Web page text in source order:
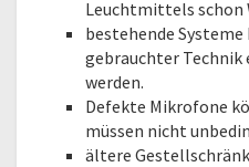
Leuchtmittels schon
bestehende
gebrauchter
werden.
Defekte Mikrofone
müssen nicht
ältere